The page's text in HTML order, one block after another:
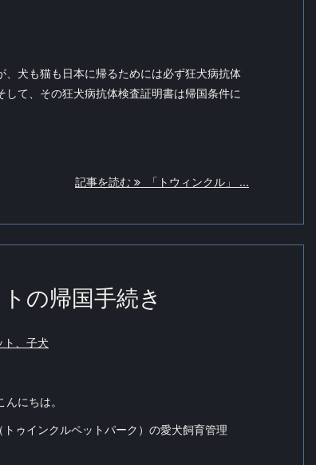
、犬も猫も日本に帰るためには必ず狂犬病抗体
て、その狂犬病抗体検査証明書は帰国条件に
記事を読む 「トウィンクル」 ...
の帰国手続き
ト、子犬
にちは。
ゥインクルペットパーク）の愛犬飼育管理